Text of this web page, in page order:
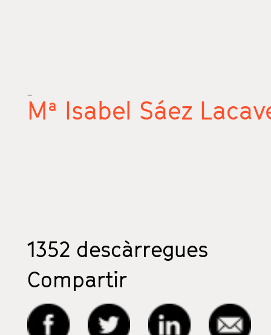
_
Mª Isabel Sáez
1352 descàrregues
Compartir